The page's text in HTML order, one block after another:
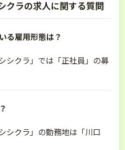
クラの求人に関する質問
る雇用形態は？
シクラ」では「正社員」の募
シクラ」の勤務地は「川口